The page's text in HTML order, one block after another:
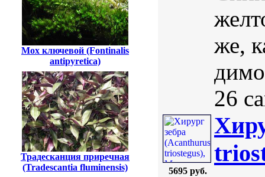
Мох ключевой (Fontinalis
antipyretica)
Традесканция приречная
(Tradescantia fluminensis)
же,
26
5695 руб.